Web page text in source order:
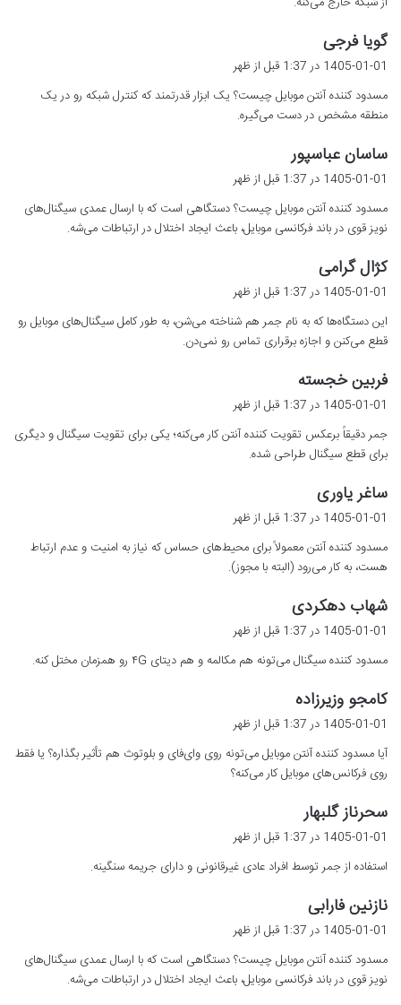
گویا فرجی
:
1405-01-01 در 1:37 قبل از ظهر
مسدود کننده آنتن موبایل چیست؟ یک ابزار قدرتمند که کنترل شبکه رو در یک
منطقه مشخص در دست می‌گیره.
ساسان عباسپور
ف
:
1405-01-01 در 1:37 قبل از ظهر
مسدود کننده آنتن موبایل چیست؟ دستگاهی است که با ارسال عمدی سیگنال‌های
نویز قوی در باند فرکانسی موبایل، باعث ایجاد اختلال در ارتباطات می‌شه.
کژال گرامی
ت
:
1405-01-01 در 1:37 قبل از ظهر
این دستگاه‌ها که به نام جمر هم شناخته می‌شن، به طور کامل سیگنال‌های موبایل رو
قطع می‌کنن و اجازه برقراری تماس رو نمی‌دن.
فربین خجسته
ف
:
1405-01-01 در 1:37 قبل از ظهر
جمر دقیقاً برعکس تقویت کننده آنتن کار می‌کنه؛ یکی برای تقویت سیگنال و دیگری
برای قطع سیگنال طراحی شده.
ساغر یاوری
ت
:
1405-01-01 در 1:37 قبل از ظهر
مسدود کننده آنتن معمولاً برای محیط‌های حساس که نیاز به امنیت و عدم ارتباط
هست، به کار می‌رود (البته با مجوز).
شهاب دهکردی
ف
:
1405-01-01 در 1:37 قبل از ظهر
مسدود کننده سیگنال می‌تونه هم مکالمه و هم دیتای ۴G رو همزمان مختل کنه.
کامجو وزیرزاده
ف
:
1405-01-01 در 1:37 قبل از ظهر
آیا مسدود کننده آنتن موبایل می‌تونه روی وای‌فای و بلوتوث هم تأثیر بگذاره؟ یا فقط
روی فرکانس‌های موبایل کار می‌کنه؟
سحرناز گلبهار
ف
:
1405-01-01 در 1:37 قبل از ظهر
استفاده از جمر توسط افراد عادی غیرقانونی و دارای جریمه سنگینه.
نازنین فارابی
ف
:
1405-01-01 در 1:37 قبل از ظهر
مسدود کننده آنتن موبایل چیست؟ دستگاهی است که با ارسال عمدی سیگنال‌های
نویز قوی در باند فرکانسی موبایل، باعث ایجاد اختلال در ارتباطات می‌شه.